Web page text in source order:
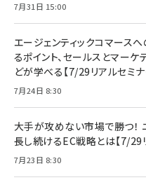
7月31日 15:00
エージェンティックコマース
るポイント、セールスとマー
どが学べる【7/29リアルセミナ
7月24日 8:30
大手が攻めない市場で勝つ！
長し続けるEC戦略とは【7/29
7月23日 8:30